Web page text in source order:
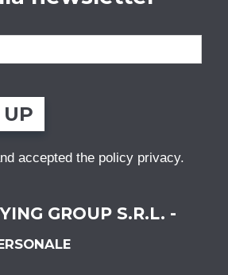
accepted the policy privacy.
GROUP S.R.L. -